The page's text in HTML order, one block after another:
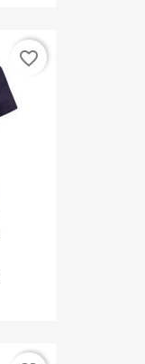
favorite_border